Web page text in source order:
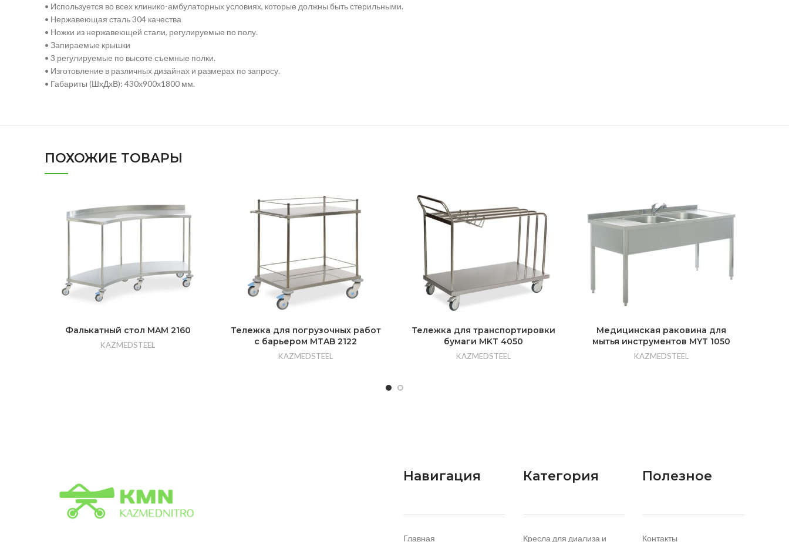
• Используется во всех клинико-амбулаторных условиях, которые должны быть стерильными.
• Нержавеющая сталь 304 качества
• Ножки из нержавеющей стали, регулируемые по полу.
• Запираемые крышки
• 3 регулируемые по высоте съемные полки.
• Изготовление в различных дизайнах и размерах по запросу.
• Габариты (ШхДхВ): 430х900х1800 мм.
ПОХОЖИЕ ТОВАРЫ
Фалькатный стол MAM 2160
KAZMEDSTEEL
Тележка для погрузочных работ
с барьером MTAB 2122
KAZMEDSTEEL
Тележка для транспортировки
бумаги MKT 4050
KAZMEDSTEEL
Медицинская раковина для
мытья инструментов MYT 1050
KAZMEDSTEEL
Навигация
Главная
Категория
Кресла для диализа и
Полезное
Контакты